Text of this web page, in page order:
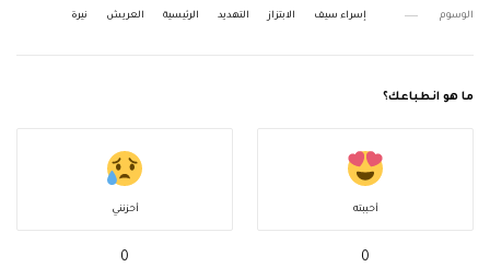
الوسوم إسراء سيف الابتزاز التهديد الرئيسية العريش نيرة
ما هو انطباعك؟
أحببته
0
أحزنني
0